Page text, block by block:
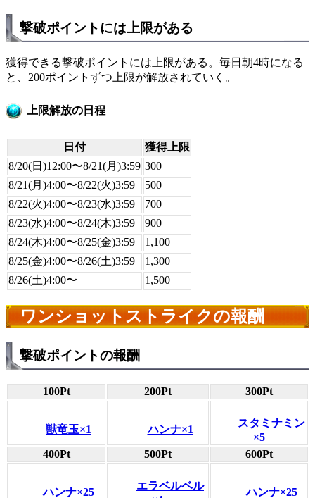
撃破ポイントには上限がある
獲得できる撃破ポイントには上限がある。毎日朝4時になる
と、200ポイントずつ上限が解放されていく。
上限解放の日程
日付
獲得上限
8/20(日)12:00〜8/21(月)3:59 300
8/21(月)4:00〜8/22(火)3:59
500
8/22(火)4:00〜8/23(水)3:59
700
8/23(水)4:00〜8/24(木)3:59
900
8/24(木)4:00〜8/25(金)3:59
1,100
8/25(金)4:00〜8/26(土)3:59
1,300
8/26(土)4:00〜
1,500
ワンショットストライクの報酬
撃破ポイントの報酬
100Pt 200Pt 300Pt
獣竜玉×1 ハンナ×1
スタミナミン
×5
400Pt
500Pt 600Pt
ハンナ×25
エラベルベル
ハンナ×25